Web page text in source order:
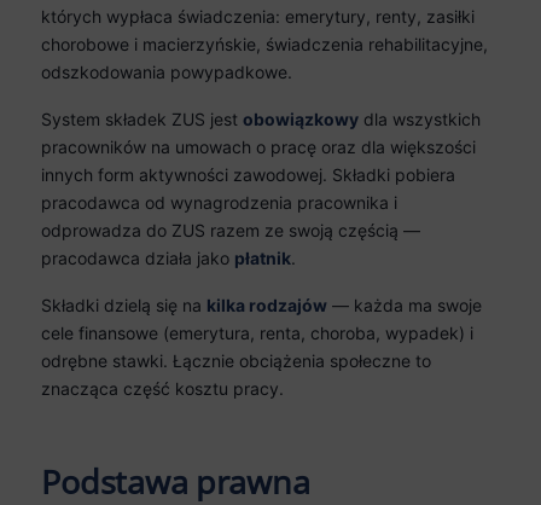
których wypłaca świadczenia: emerytury, renty, zasiłki
chorobowe i macierzyńskie, świadczenia rehabilitacyjne,
odszkodowania powypadkowe.
System składek ZUS jestobowiązkowy dla wszystkich
pracowników na umowach o pracę oraz dla większości
innych form aktywności zawodowej. Składki pobiera
pracodawca od wynagrodzenia pracownika i
odprowadza do ZUS razem ze swoją częścią —
pracodawca działa jako płatnik.
Składki dzielą się na kilka rodzajów — każda ma swoje
cele finansowe (emerytura, renta, choroba, wypadek) i
odrębne stawki. Łącznie obciążenia społeczne to
znacząca część kosztu pracy.
Podstawa prawna